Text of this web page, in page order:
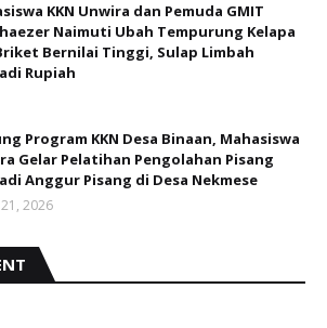
KKN Unwira dan Pemuda GMIT
Naimuti Ubah Tempurung Kelapa
Bernilai Tinggi, Sulap Limbah
Rupiah
Program KKN Desa Binaan, Mahasiswa
Gelar Pelatihan Pengolahan Pisang
Anggur Pisang di Desa Nekmese
21, 2026